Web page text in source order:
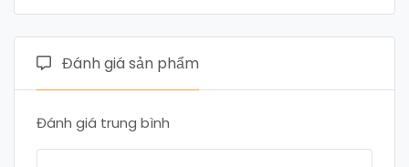
Đánh giá sản phẩm
Đánh giá trung bình